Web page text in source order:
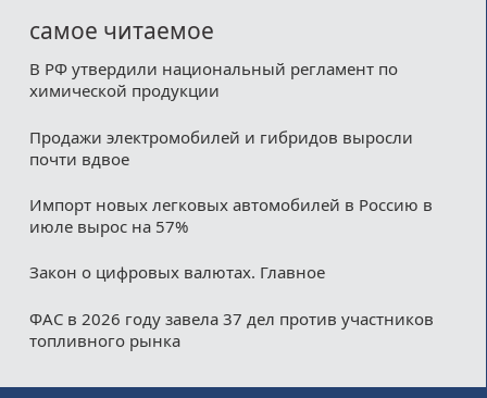
самое читаемое
В РФ утвердили национальный регламент по
химической продукции
Продажи электромобилей и гибридов выросли
почти вдвое
Импорт новых легковых автомобилей в Россию в
июле вырос на 57%
Закон о цифровых валютах. Главное
ФАС в 2026 году завела 37 дел против участников
топливного рынка